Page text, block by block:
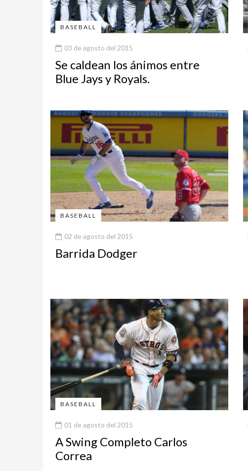
BASEBALL
03 de agosto del 2015
Se caldean los ánimos entre
Blue Jays y Royals.
BASEBALL
02 de agosto del 2015
Barrida Dodger
BASEBALL
01 de agosto del 2015
A Swing Completo Carlos
Correa